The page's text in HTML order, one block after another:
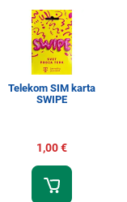
Telekom SIM karta
SWIPE
1,00 €